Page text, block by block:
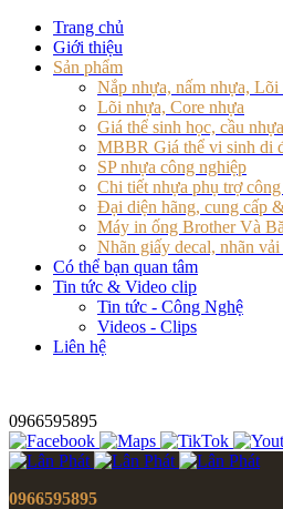
Trang chủ
Giới thiệu
Sản phẩm
Nắp nhựa, nấm nhựa, Lõi
Lõi nhựa, Core nhựa
Giá thể sinh học, cầu
MBBR Giá thể vi sinh di
SP nhựa công nghiệp
Chi tiết nhựa phụ trợ
Đại diện hãng, cung cấp
Máy in ống Brother Và
Nhãn giấy decal, nhãn
Có thể bạn quan tâm
Tin tức & Video clip
Tin tức - Công Nghệ
Videos - Clips
Liên hệ
0966595895
0966595895